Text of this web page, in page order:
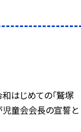
和はじめての「鷲塚
児童会会長の宣誓と